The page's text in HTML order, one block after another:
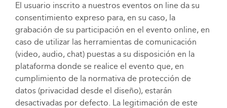
El usuario inscrito a nuestros eventos on line da su
consentimiento expreso para, en su caso, la
grabación de su participación en el evento online, en
caso de utilizar las herramientas de comunicación
(video, audio, chat) puestas a su disposición en la
plataforma donde se realice el evento que, en
cumplimiento de la normativa de protección de
datos (privacidad desde el diseño), estarán
desactivadas por defecto. La legitimación de este